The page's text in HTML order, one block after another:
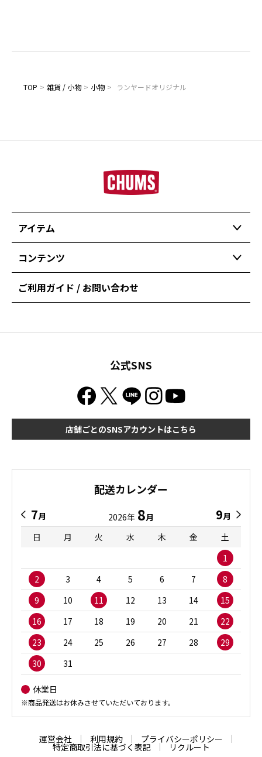
TOP > 雑貨 / 小物 > 小物 > ランヤードオリジナル
アイテム
コンテンツ
ご利用ガイド / お問い合わせ
公式SNS
店舗ごとのSNSアカウントはこちら
配送カレンダー
7月 2026年 8月 9月
日
月 火 水 木 金
土
1
2
3 4 5 6 7
8
9
10 11 12 13 14
15
16
17 18 19 20 21
22
23
24 25 26 27 28
29
30
31
休業日
※商品発送はお休みさせていただいております。
運営会社 利用規約 プライバシーポリシー
特定商取引法に基づく表記 リクルート